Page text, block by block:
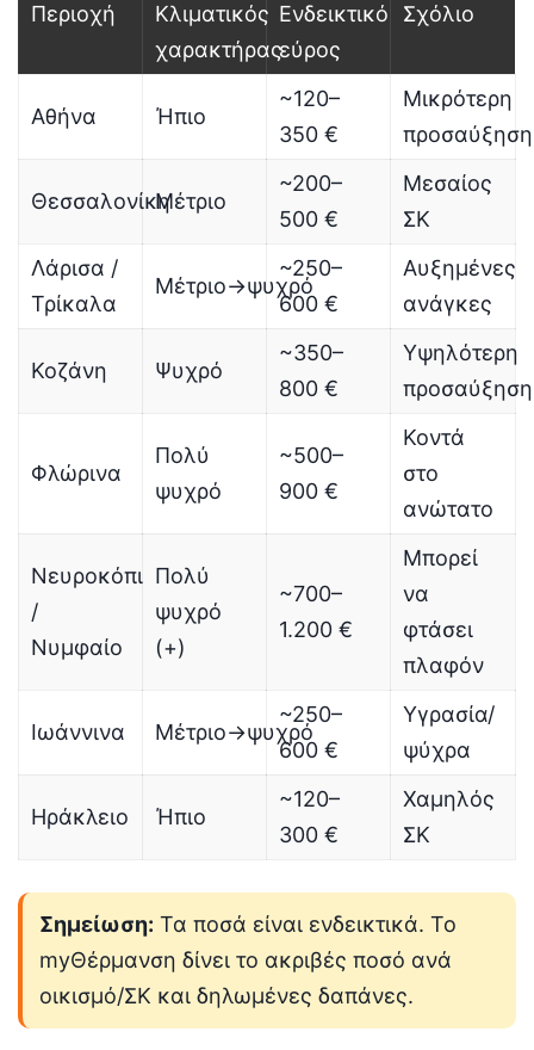
Περιοχή
Κλιματικός
χαρακτήρας
Ενδεικτικό
εύρος
Σχόλιο
Αθήνα Ήπιο
~120–
350 €
Μικρότερη
προσαύξηση
ΘεσσαλονίκηΜέτριο
~200–
500 €
Μεσαίος
ΣΚ
Λάρισα /
Τρίκαλα
Μέτριο→ψυχρό
~250–
600 €
Αυξημένες
ανάγκες
Κοζάνη Ψυχρό
~350–
800 €
Υψηλότερη
προσαύξηση
Φλώρινα
Πολύ
ψυχρό
~500–
900 €
Κοντά
στο
ανώτατο
Νευροκόπι
/
Νυμφαίο
Πολύ
ψυχρό
(+)
~700–
1.200 €
Μπορεί
να
φτάσει
πλαφόν
Ιωάννινα Μέτριο→ψυχρό
~250–
600 €
Υγρασία/
ψύχρα
Ηράκλειο Ήπιο
~120–
300 €
Χαμηλός
ΣΚ
Σημείωση: Τα ποσά είναι ενδεικτικά. Το
myΘέρμανση δίνει το ακριβές ποσό ανά
οικισμό/ΣΚ και δηλωμένες δαπάνες.